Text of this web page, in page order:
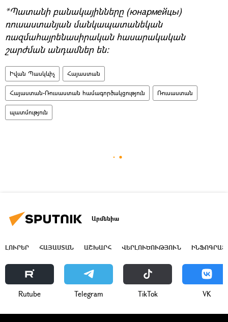
*Պատանի բանակայինները (юнармейцы)
ռուսաստանյան մանկապատանեկան
ռազմահայրենասիրական հասարակական
շարժման անդամներ են։
Իվան Պասկևիչ Հայաստան
Հայաստան-Ռուսաստան համագործակցություն Ռուսաստան
պատմություն
Արմենիա
ԼՈՒՐԵՐ ՀԱՅԱՍՏԱՆ ԱՇԽԱՐՀ ՎԵՐԼՈՒԾՈՒԹՅՈՒՆ
Rutube Telegram ТikТоk VK